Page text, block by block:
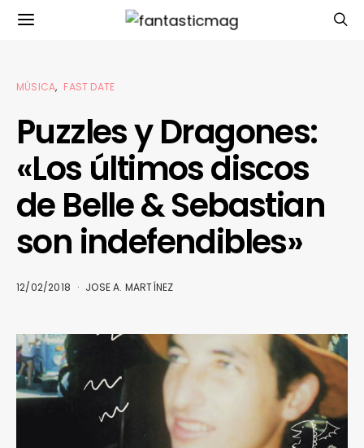
MÚSICA FAST DATE
Puzzles y Dragones:
«Los últimos discos
de Belle & Sebastian
son indefendibles»
12/02/2018 JOSE A. MARTÍNEZ